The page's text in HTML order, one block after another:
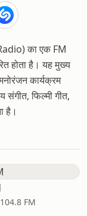
का एक FM
होता है। यह मुख्य
कार्यक्रम
फिल्मी गीत,
है।
FM